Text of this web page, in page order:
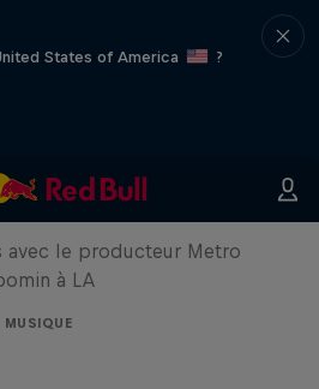
States of America
?
of Red Bull
Metro Boomin
avec le producteur Metro
à LA
MUSIQUE